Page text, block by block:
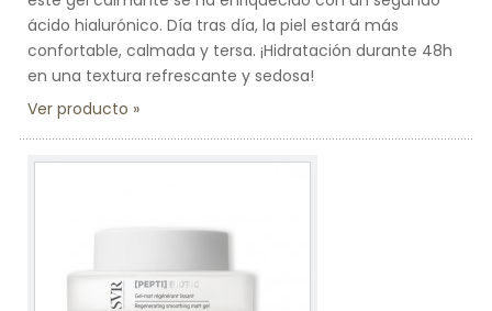
ácido hialurónico. Día tras día, la piel estará más
confortable, calmada y tersa. ¡Hidratación durante 48h
en una textura refrescante y sedosa!
Ver producto